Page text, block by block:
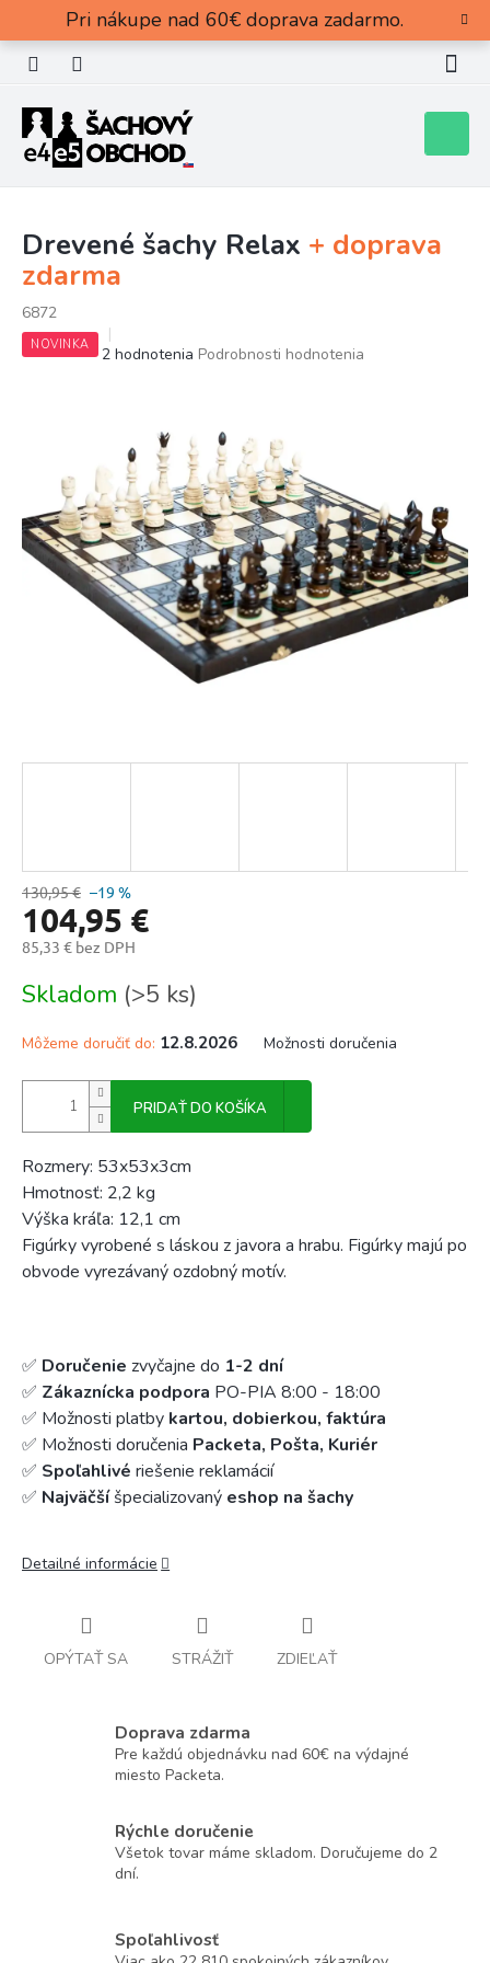
obsah
Pri nákupe nad 60€ doprava zadarmo.
košík
Drevené šachy Relax + doprava
zdarma
6872
NOVINKA
Priemerné
hviezdičiek.
2 hodnotenia Podrobnosti hodnotenia
130,95 € –19 %
104,95 €
85,33 € bez DPH
cena:
Skladom (>5 ks)
Môžeme doručiť do: 12.8.2026 Možnosti doručenia
PRIDAŤ DO KOŠÍKA
Rozmery: 53x53x3cm
Hmotnosť: 2,2 kg
Výška kráľa: 12,1 cm
Figúrky vyrobené s láskou z javora a hrabu. Figúrky majú po
obvode vyrezávaný ozdobný motív.
✅ Doručenie zvyčajne do 1-2 dní
✅ Zákaznícka podpora PO-PIA 8:00 - 18:00
✅ Možnosti platby kartou, dobierkou, faktúra
✅ Možnosti doručenia Packeta, Pošta, Kuriér
✅ Spoľahlivé riešenie reklamácií
✅ Najväčšíšpecializovaný eshop na šachy
Detailné informácie
OPÝTAŤ SA STRÁŽIŤ ZDIEĽAŤ
Doprava zdarma
Pre každú objednávku nad 60€ na výdajné
miesto Packeta.
Rýchle doručenie
Všetok tovar máme skladom. Doručujeme do 2
dní.
Spoľahlivosť